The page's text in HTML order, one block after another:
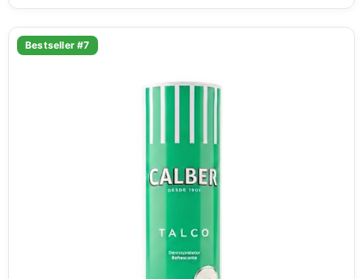
Bestseller #7